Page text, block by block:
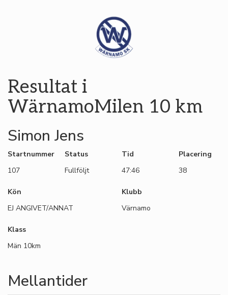
Resultat i
WärnamoMilen 10 km
Simon Jens
Startnummer
107
Status
Fullföljt
Tid
47:46
Placering
38
Kön
EJ ANGIVET/ANNAT
Klubb
Värnamo
Klass
Män 10km
Mellantider